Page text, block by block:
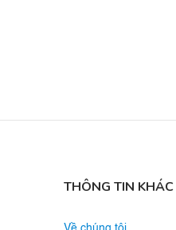
THÔNG TIN KHÁC